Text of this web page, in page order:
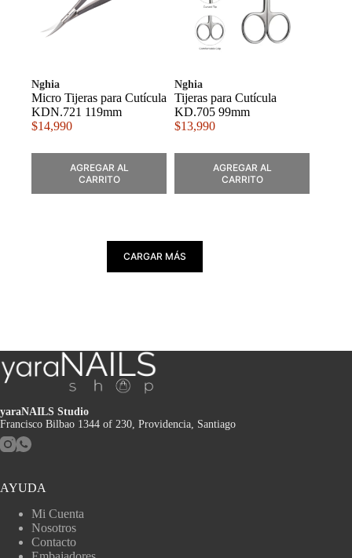
Nghia
Micro Tijeras para Cutícula
KDN.721 119mm
$14,990
AGREGAR AL
CARRITO
Nghia
Tijeras para Cutícula
KD.705 99mm
$13,990
AGREGAR AL
CARRITO
CARGAR MÁS
yaraNAILS Studio
Francisco Bilbao 1344 of 230, Providencia, Santiago
AYUDA
Mi Cuenta
Nosotros
Contacto